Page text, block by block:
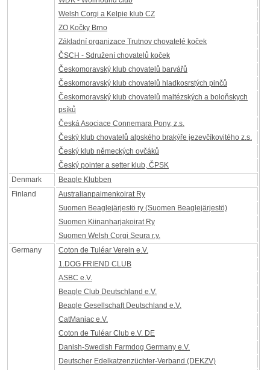
Welsh Corgi a Kelpie klub CZ
ZO Kočky Brno
Základní organizace Trutnov chovatelé koček
ČSCH - Sdružení chovatelů koček
Českomoravský klub chovatelů barvářů
Českomoravský klub chovatelů hladkosrstých pinčů
Českomoravský klub chovatelů maltézských a boloňskych
psíků
Česká Asociace Connemara Pony, z.s.
Český klub chovatelů alpského brakýře jezevčíkovitého z.s.
Český klub německých ovčáků
Český pointer a setter klub, ČPSK
Denmark
Beagle Klubben
Finland
Australianpaimenkoirat Ry
Suomen Beaglejärjestö ry (Suomen Beaglejärjestö)
Suomen Kiinanharjakoirat Ry
Suomen Welsh Corgi Seura r.y.
Germany
Coton de Tuléar Verein e.V.
1.DOG FRIEND CLUB
ASBC e.V.
Beagle Club Deutschland e.V.
Beagle Gesellschaft Deutschland e.V.
CatManiac e.V.
Coton de Tuléar Club e.V. DE
Danish-Swedish Farmdog Germany e.V.
Deutscher Edelkatzenzüchter-Verband (DEKZV)